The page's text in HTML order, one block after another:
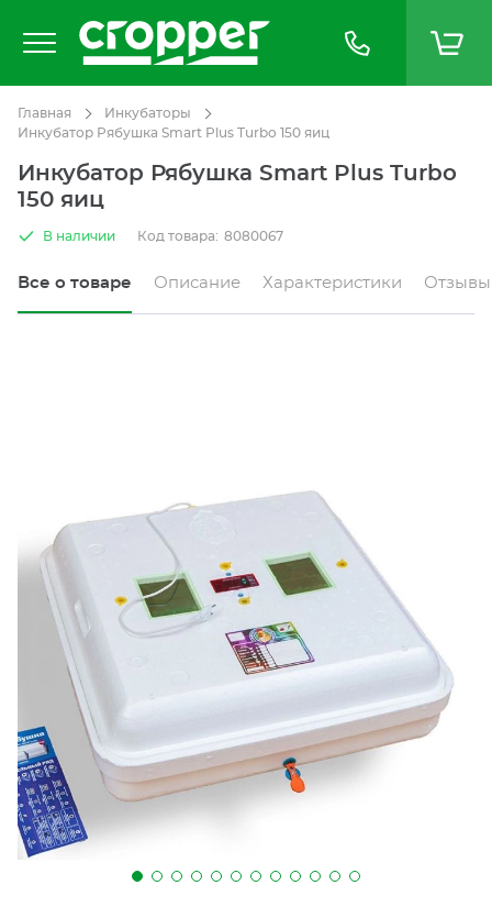
Главная
Инкубаторы
Инкубатор Рябушка Smart Plus Turbo 150 яиц
Инкубатор Рябушка Smart Plus Turbo
150 яиц
В наличии Код товара: 8080067
Все о товаре Описание Характеристики Отзывы